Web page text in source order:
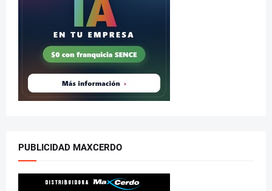
PUBLICIDAD MAXCERDO